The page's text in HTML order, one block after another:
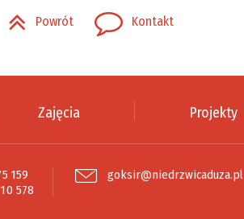
Powrót Kontakt
Zajęcia Projekty
159
578
goksir@niedrzwicaduza.pl